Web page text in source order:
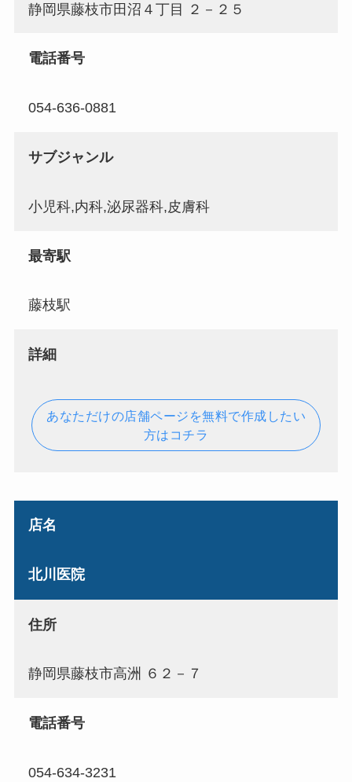
静岡県藤枝市田沼４丁目 ２－２５
電話番号
054-636-0881
サブジャンル
小児科,内科,泌尿器科,皮膚科
最寄駅
藤枝駅
詳細
あなただけの店舗ページを無料で作成したい
方はコチラ
店名
北川医院
住所
静岡県藤枝市高洲 ６２－７
電話番号
054-634-3231